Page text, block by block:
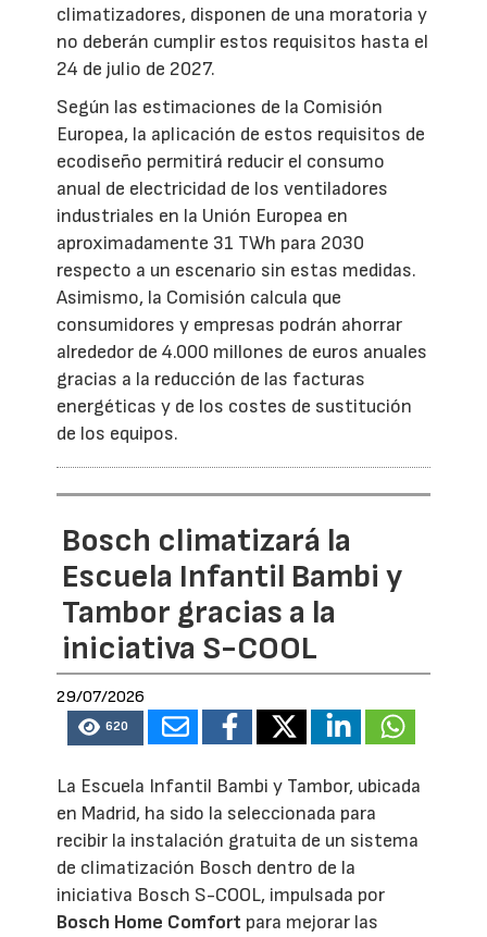
climatizadores, disponen de una moratoria y
no deberán cumplir estos requisitos hasta el
24 de julio de 2027.
Según las estimaciones de la Comisión
Europea, la aplicación de estos requisitos de
ecodiseño permitirá reducir el consumo
anual de electricidad de los ventiladores
industriales en la Unión Europea en
aproximadamente 31 TWh para 2030
respecto a un escenario sin estas medidas.
Asimismo, la Comisión calcula que
consumidores y empresas podrán ahorrar
alrededor de 4.000 millones de euros anuales
gracias a la reducción de las facturas
energéticas y de los costes de sustitución
de los equipos.
Bosch climatizará la
Escuela Infantil Bambi y
Tambor gracias a la
iniciativa S-COOL
29/07/2026
620
La Escuela Infantil Bambi y Tambor, ubicada
en Madrid, ha sido la seleccionada para
recibir la instalación gratuita de un sistema
de climatización Bosch dentro de la
iniciativa Bosch S-COOL, impulsada por
Bosch Home Comfort para mejorar las